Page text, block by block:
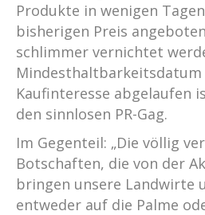
Produkte in wenigen
bisherigen Preis
schlimmer vernichtet
Mindesthaltbarkeitsdatum
Kaufinteresse abgelaufen
den sinnlosen PR-Gag.
Im Gegenteil: „Die völlig
Botschaften, die von der
bringen unsere Landwirte
entweder auf die Palme